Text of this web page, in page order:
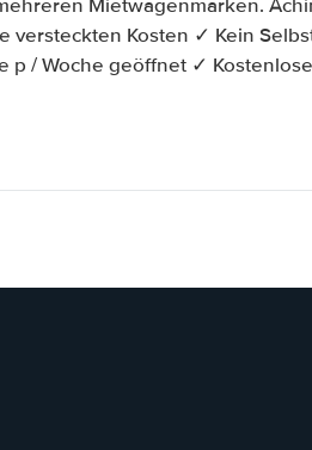
Mietwagenmarken.
versteckten Kosten ✓ Kein
p / Woche geöffnet ✓